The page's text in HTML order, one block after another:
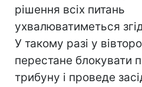
рішення всіх питань
ухвалюватиметься
У такому разі у
перестане блокувати
трибуну і проведе